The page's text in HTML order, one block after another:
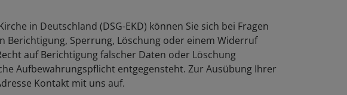
in Deutschland (DSG-EKD) können Sie sich bei Fragen
Sperrung, Löschung oder einem Widerruf
auf Berichtigung falscher Daten oder Löschung
Aufbewahrungspflicht entgegensteht. Zur Ausübung Ihrer
Kontakt mit uns auf.